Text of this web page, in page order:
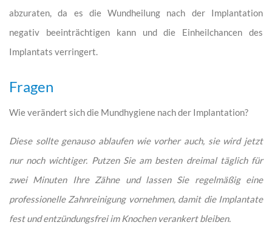
abzuraten, da es die Wundheilung nach der Implantation
negativ beeinträchtigen kann und die Einheilchancen des
Implantats verringert.
Fragen
Wie verändert sich die Mundhygiene nach der Implantation?
Diese sollte genauso ablaufen wie vorher auch, sie wird jetzt
nur noch wichtiger. Putzen Sie am besten dreimal täglich für
zwei Minuten Ihre Zähne und lassen Sie regelmäßig eine
professionelle Zahnreinigung vornehmen, damit die Implantate
fest und entzündungsfrei im Knochen verankert bleiben.